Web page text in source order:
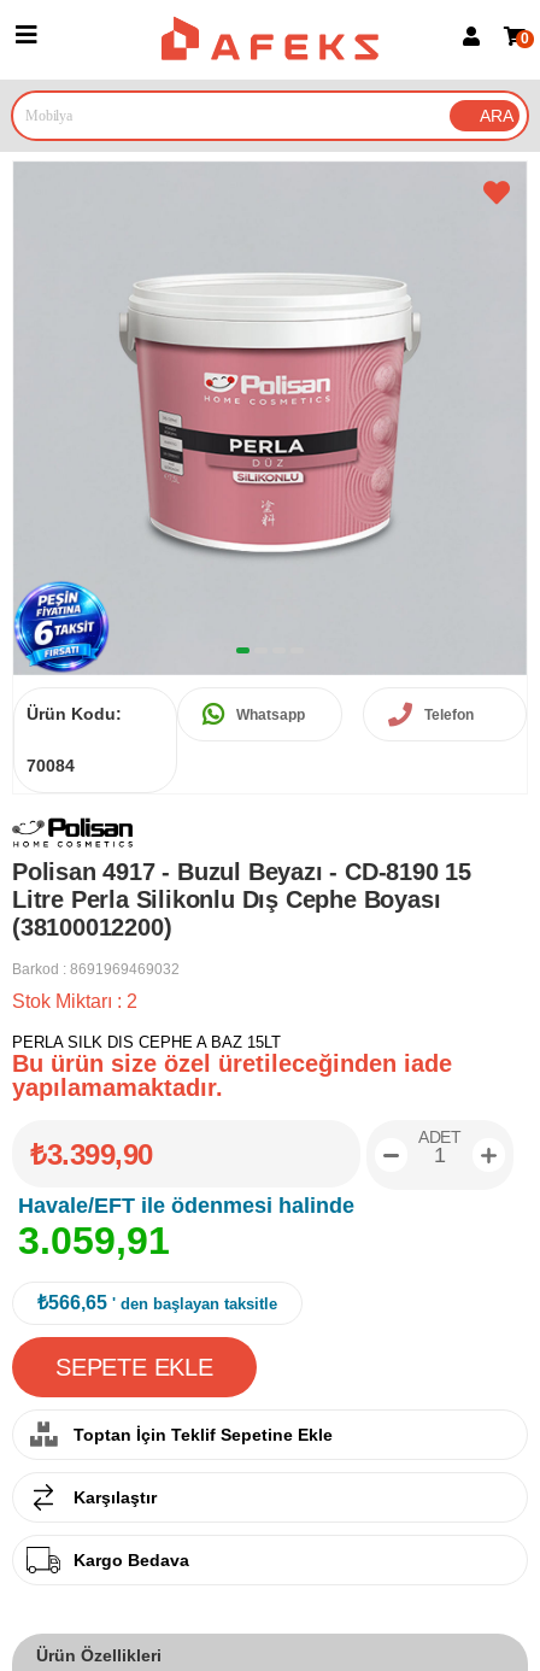
Google İle Bağlan
0
Ürün Kodu:
70084
Whatsapp Telefon
Polisan 4917 - Buzul Beyazı - CD-8190 15
Litre Perla Silikonlu Dış Cephe Boyası
(38100012200)
Barkod : 8691969469032
Stok Miktarı : 2
PERLA SILK DIS CEPHE A BAZ 15LT
Bu ürün size özel üretileceğinden iade
yapılamamaktadır.
₺3.399,90
Havale/EFT ile ödenmesi halinde
3.059,91
ADET
₺566,65 ' den başlayan taksitle
Toptan İçin Teklif Sepetine Ekle
Karşılaştır
Kargo Bedava
Ürün Özellikleri